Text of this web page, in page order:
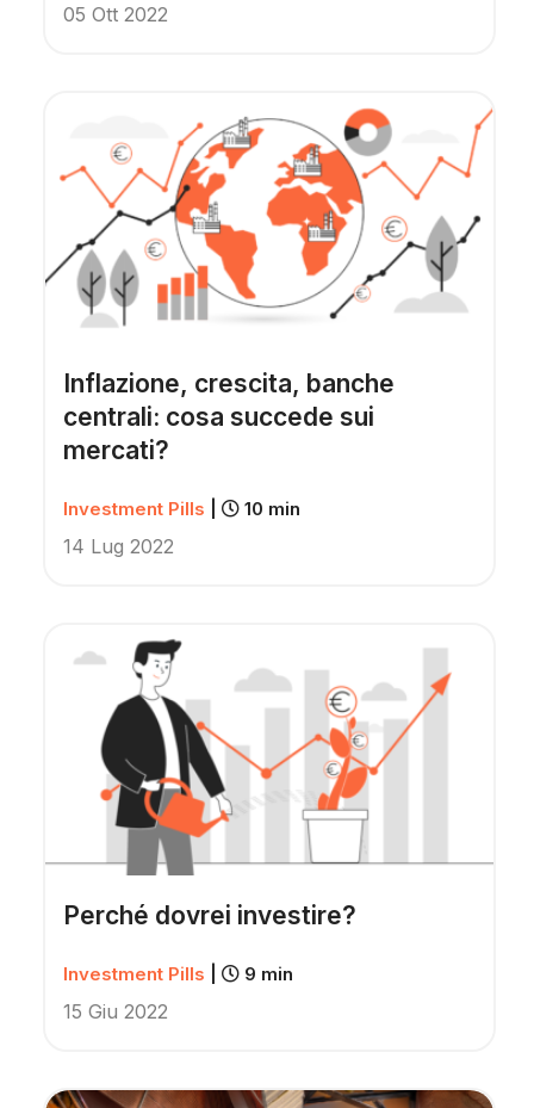
05 Ott 2022
Inflazione, crescita, banche
centrali: cosa succede sui
mercati?
Investment Pills 10 min
14 Lug 2022
Perché dovrei investire?
Investment Pills 9 min
15 Giu 2022